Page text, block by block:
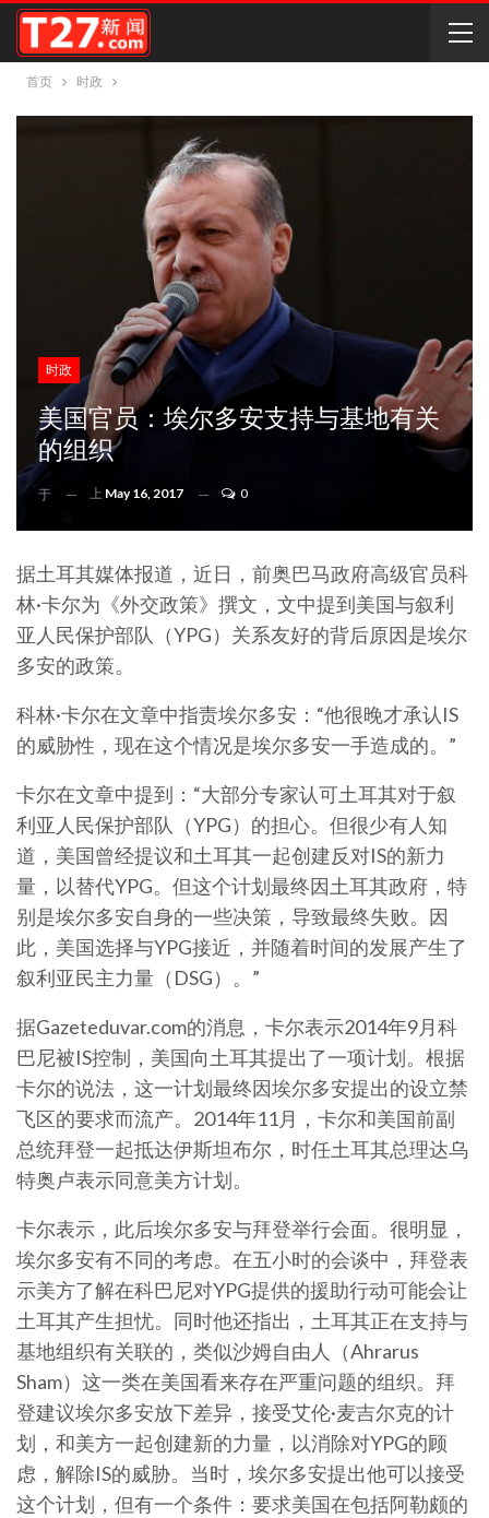
首页 时政
时政
美国官员：埃尔多安支持与基地有关
的组织
于 上 May 16, 2017 0
据土耳其媒体报道，近日，前奥巴马政府高级官员科
林·卡尔为《外交政策》撰文，文中提到美国与叙利
亚人民保护部队（YPG）关系友好的背后原因是埃尔
多安的政策。
科林·卡尔在文章中指责埃尔多安：“他很晚才承认IS
的威胁性，现在这个情况是埃尔多安一手造成的。”
卡尔在文章中提到：“大部分专家认可土耳其对于叙
利亚人民保护部队（YPG）的担心。但很少有人知
道，美国曾经提议和土耳其一起创建反对IS的新力
量，以替代YPG。但这个计划最终因土耳其政府，特
别是埃尔多安自身的一些决策，导致最终失败。因
此，美国选择与YPG接近，并随着时间的发展产生了
叙利亚民主力量（DSG）。”
据Gazeteduvar.com的消息，卡尔表示2014年9月科
巴尼被IS控制，美国向土耳其提出了一项计划。根据
卡尔的说法，这一计划最终因埃尔多安提出的设立禁
飞区的要求而流产。2014年11月，卡尔和美国前副
总统拜登一起抵达伊斯坦布尔，时任土耳其总理达乌
特奥卢表示同意美方计划。
卡尔表示，此后埃尔多安与拜登举行会面。很明显，
埃尔多安有不同的考虑。在五小时的会谈中，拜登表
示美方了解在科巴尼对YPG提供的援助行动可能会让
土耳其产生担忧。同时他还指出，土耳其正在支持与
基地组织有关联的，类似沙姆自由人（Ahrarus
Sham）这一类在美国看来存在严重问题的组织。拜
登建议埃尔多安放下差异，接受艾伦·麦吉尔克的计
划，和美方一起创建新的力量，以消除对YPG的顾
虑，解除IS的威胁。当时，埃尔多安提出他可以接受
这个计划，但有一个条件：要求美国在包括阿勒颇的